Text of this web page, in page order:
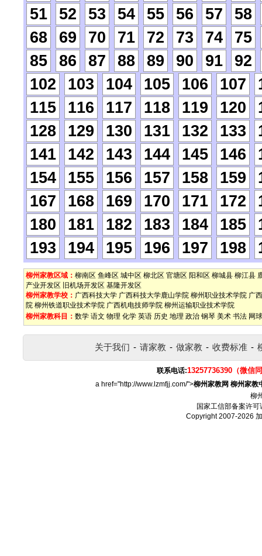
51
52 53 54 55 56 57
58
68
69 70 71 72 73 74
75
85
86 87 88 89 90 91
92
102
103 104 105 106 107
115
116 117 118 119 120
128
129 130 131 132 133
141
142 143 144 145 146
154
155 156 157 158 159
167
168 169 170 171 172
180
181 182 183 184 185
193
194 195 196 197 198
柳州家教区域： 柳南区 鱼峰区 城中区 柳北区 官塘区 阳和区 柳城县 柳江县
产业开发区
旧机场开发区 基隆开发区
柳州家教学校： 广西科技大学 广西科技大学鹿山学院 柳州职业技术学院 广
院 柳州铁道职业技术学院 广西机电技师学院 柳州运输职业技术学院
柳州家教科目： 数学 语文 物理 化学 英语 历史 地理 政治 钢琴 美术 书法 网球
关于我们 - 请家教 - 做家教 - 收费标准 -
联系电话:13257736390（微信
a href="http://www.lzmfjj.com/">柳州家教网 柳州家教
柳
国家工信部备案许可
Copyright 2007-2026